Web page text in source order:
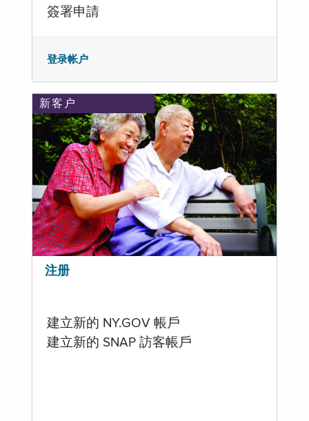
簽署申請
登录帐户
新客户
注册
建立新的 NY.GOV 帳戶
建立新的 SNAP 訪客帳戶